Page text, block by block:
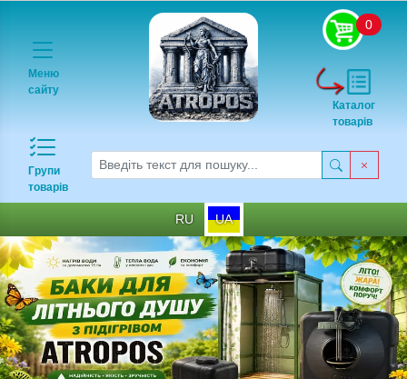
Меню
сайту
0
Каталог
товарів
Групи
товарів
RU UA